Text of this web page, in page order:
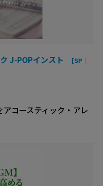
J-POPインスト
[SP｜
コースティック・アレ